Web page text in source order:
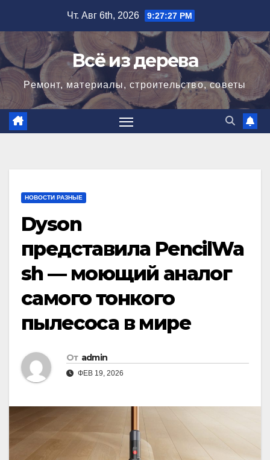
содержимому
Чт. Авг 6th, 2026 9:27:28 PM
Всё из дерева
Ремонт, материалы, строительство, советы
НОВОСТИ РАЗНЫЕ
Dyson
представила PencilWa
sh — моющий аналог
самого тонкого
пылесоса в мире
От admin
ФЕВ 19, 2026